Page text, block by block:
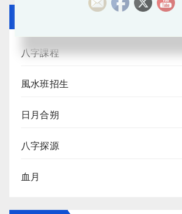
八字課程
風水班招生
日月合朔
八字探源
血月